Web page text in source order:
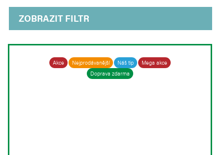
ZOBRAZIT FILTR
Akce Nejprodávanější Náš tip
Mega akce
Doprava zdarma